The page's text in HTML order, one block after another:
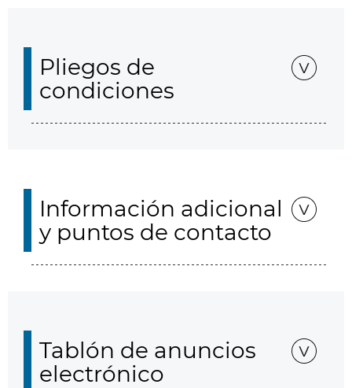
Pliegos de
condiciones
Información adicional
y puntos de contacto
Tablón de anuncios
electrónico